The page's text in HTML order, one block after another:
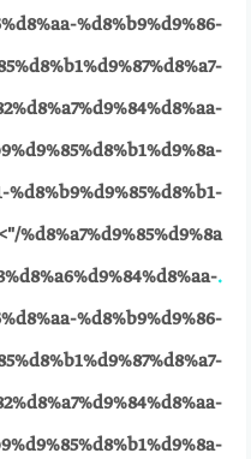
%d8%b9%d9%86-
%d8%b9%d9%85%d8%b1-
%d8%a7%d9%85%d9%8a/">
.
%d8%b9%d9%86-